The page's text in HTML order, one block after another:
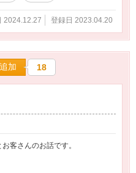
2024.12.27 登録日 2023.04.20
加 18
お客さんのお話です。